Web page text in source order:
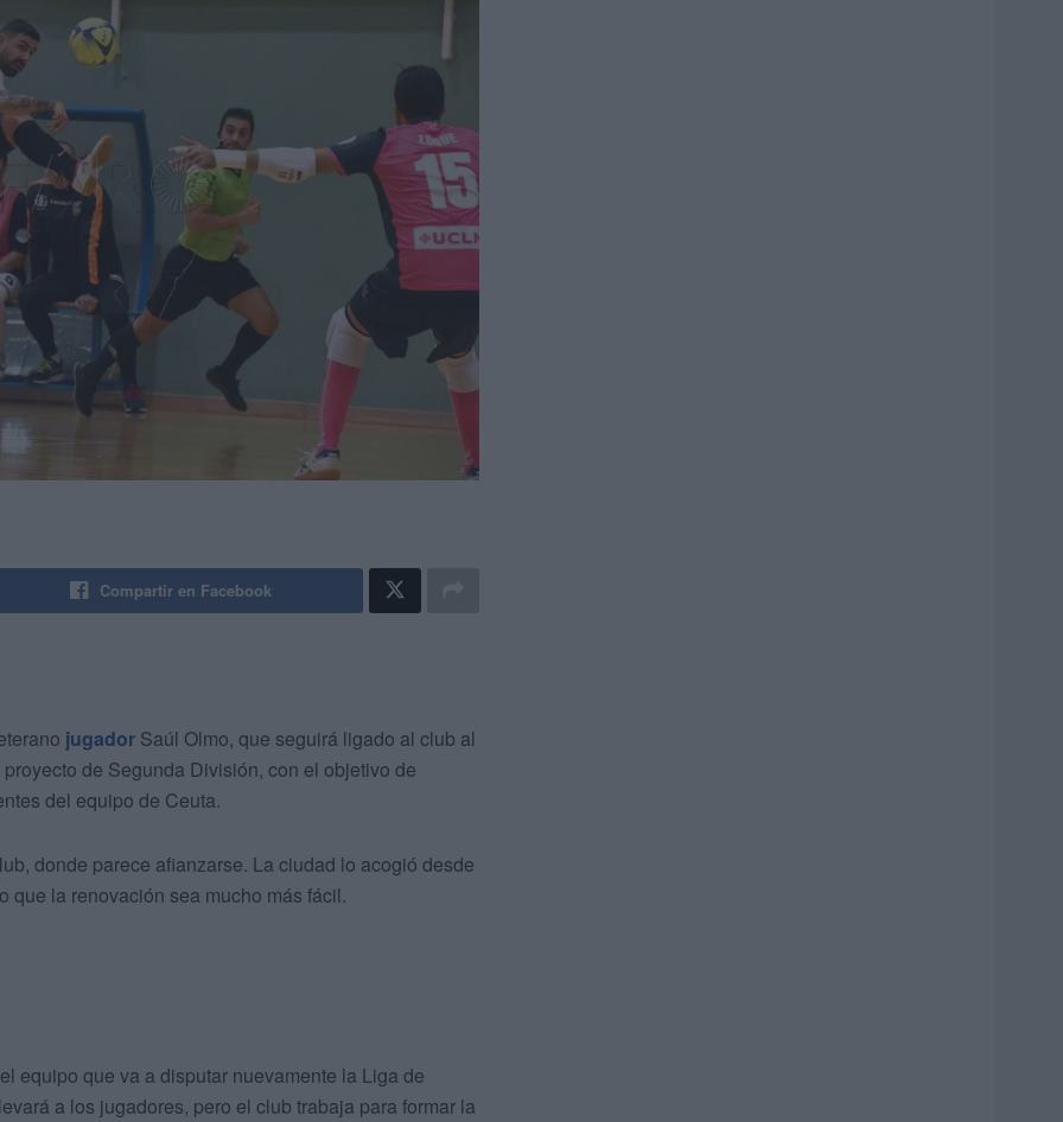
Compartir en Facebook
jugador Saúl Olmo, que seguirá ligado al club al
de Segunda División, con el objetivo de
del equipo de Ceuta.
donde parece afianzarse. La ciudad lo acogió desde
que la renovación sea mucho más fácil.
equipo que va a disputar nuevamente la Liga de
a los jugadores, pero el club trabaja para formar la